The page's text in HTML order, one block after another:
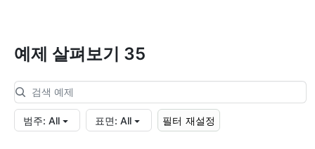
예제 살펴보기 35
범주: All 표면: All 필터 재설정